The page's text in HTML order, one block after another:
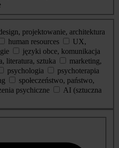
projektowanie, architektura
human resources
UX,
języki obce, komunikacja
literatura, sztuka
marketing,
psychologia
psychoterapia
społeczeństwo, państwo,
psychiczne
AI (sztuczna